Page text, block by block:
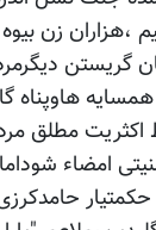
،هزاران زن
گريستن
هاوپناه
اکثریت مطلق
امضاء
حکمتیار